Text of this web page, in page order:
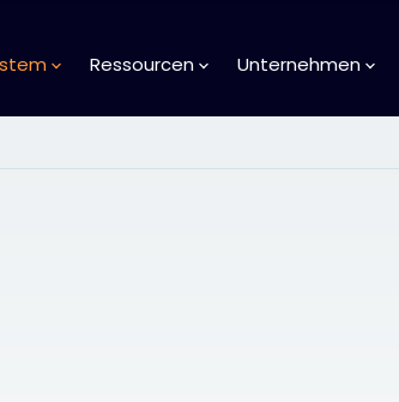
Ressourcen Unternehmen